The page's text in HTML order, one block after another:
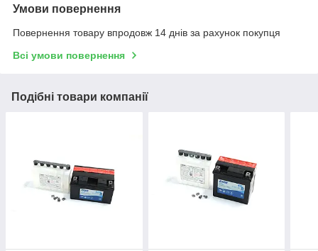
Умови повернення
Повернення товару впродовж 14 днів за рахунок покупця
Всі умови повернення
Подібні товари компанії